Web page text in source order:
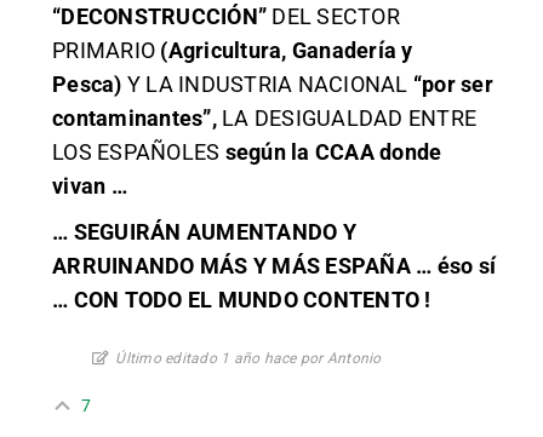
“DECONSTRUCCIÓN” DEL SECTOR
PRIMARIO (Agricultura, Ganadería y
Pesca) Y LA INDUSTRIA NACIONAL “por ser
contaminantes”, LA DESIGUALDAD ENTRE
LOS ESPAÑOLES según la CCAA donde
vivan …
… SEGUIRÁN AUMENTANDO Y
ARRUINANDO MÁS Y MÁS ESPAÑA … éso sí
… CON TODO EL MUNDO CONTENTO !
Último editado 1 año hace por Antonio
7